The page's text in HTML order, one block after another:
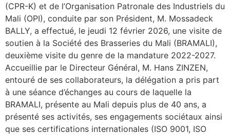
(CPR-K) et de l’Organisation Patronale des Industriels du
Mali (OPI), conduite par son Président, M. Mossadeck
BALLY, a effectué, le jeudi 12 février 2026, une visite de
soutien à la Société des Brasseries du Mali (BRAMALI),
deuxième visite du genre de la mandature 2022-2027.
Accueillie par le Directeur Général, M. Hans ZINZEN,
entouré de ses collaborateurs, la délégation a pris part
à une séance d’échanges au cours de laquelle la
BRAMALI, présente au Mali depuis plus de 40 ans, a
présenté ses activités, ses engagements sociétaux ainsi
que ses certifications internationales (ISO 9001, ISO